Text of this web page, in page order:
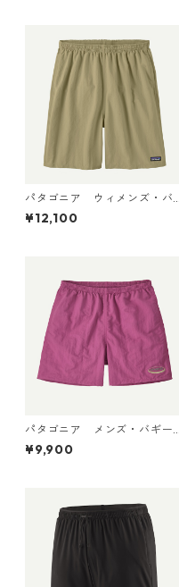
パタゴニア ウィメンズ・バ
ギーズ・ロング Weathered S
tone 57035 Patagonia Wom
¥12,100
パタゴニア メンズ・バギー
ズ・ショーツ ５インチ 5702
2 (カラー '95 Oval Logo: Fa
¥9,900